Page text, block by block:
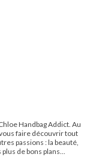
Handbag Addict. Au
faire découvrir tout
passions : la beauté,
de bons plans...